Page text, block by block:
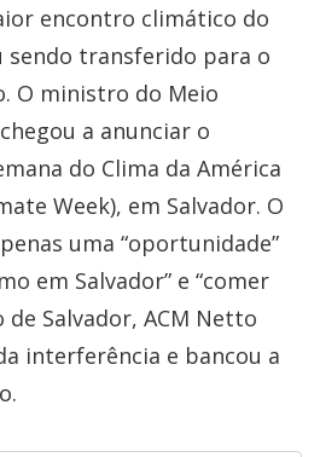
encontro climático do
sendo transferido para o
O ministro do Meio
a anunciar o
do Clima da América
Week), em Salvador. O
uma “oportunidade”
em Salvador” e “comer
Salvador, ACM Netto
interferência e bancou a